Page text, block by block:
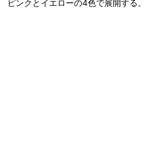
ピンクとイエローの4色で展開する。